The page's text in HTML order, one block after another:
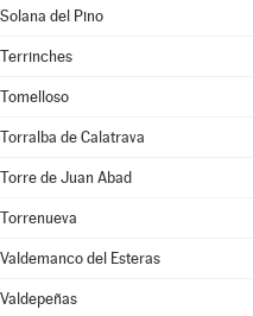
Solana del Pino
Terrinches
Tomelloso
Torralba de Calatrava
Torre de Juan Abad
Torrenueva
Valdemanco del Esteras
Valdepeñas